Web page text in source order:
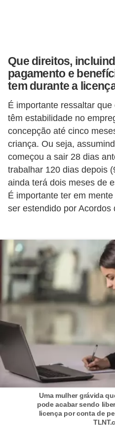
Que direitos,
pagamento e
tem durante a
É importante ressaltar
têm estabilidade no
concepção até cinco
criança. Ou seja,
começou a sair 28 dias
trabalhar 120 dias depois
ainda terá dois meses de
É importante ter em
ser estendido por Acordos
Uma mulher grávida
pode acabar sendo
licença por conta de
t
i
v
a
ç
ã
o
n
o
t
r
b
a
l
h
o
o
a